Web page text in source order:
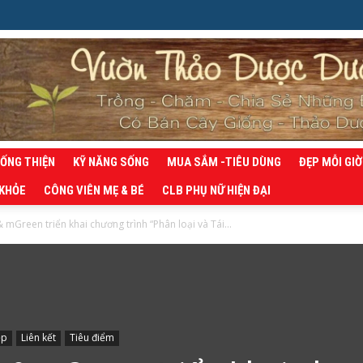
THIỆN KỸ NĂNG SỐNG MUA SẮM -TIÊU DÙNG
ĐẸP MỖI GIỜ
CÔNG VIÊN MẸ & BÉ CLB PHỤ NỮ HIỆN ĐẠI
mGreen triển khai chương trình “Phân loại và Tái...
Liên kết Tiêu điểm